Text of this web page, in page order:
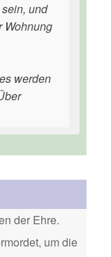
und
Wohnung
werden
der Ehre.
um die